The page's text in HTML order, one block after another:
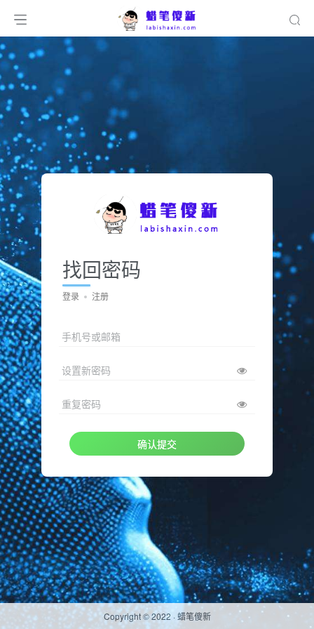
找回密码
登录 注册
手机号或邮箱
设置新密码
重复密码
确认提交
Copyright © 2022 · 蜡笔傻新